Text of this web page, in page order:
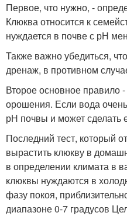
Первое, что нужно, -
Клюква относится к
нуждается в почве с рН
Также важно убедиться,
дренаж, в противном
Второе основное правило
орошения. Если вода
рН почвы и может сделать
Последний тест, который
вырастить клюкву в
в определении климата в
клюквы нуждаются в
фазу покоя,
диапазоне 0-7 градусов